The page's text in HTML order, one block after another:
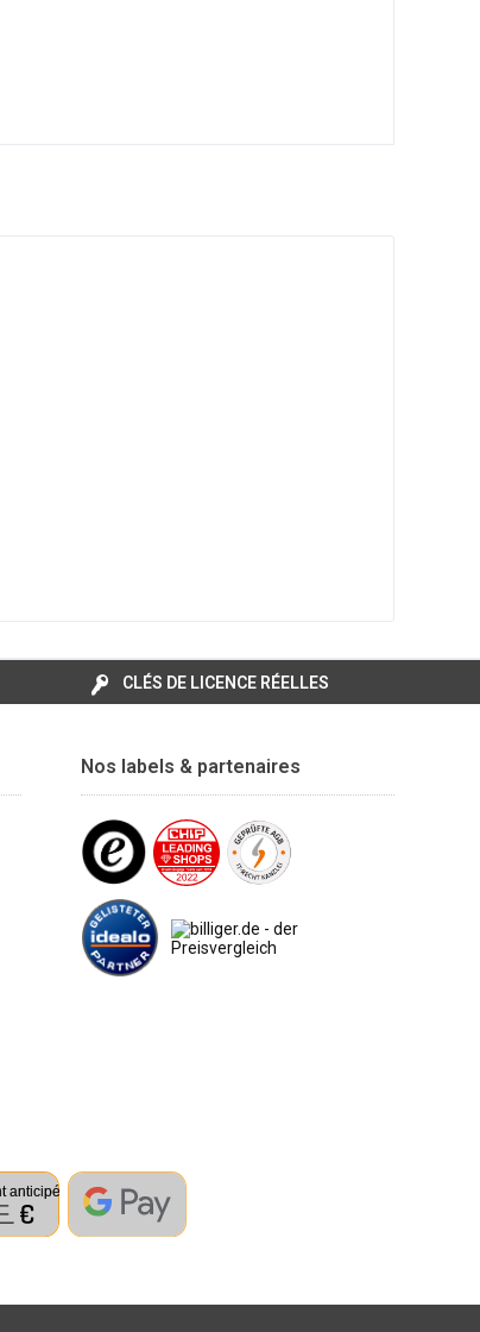
CLÉS DE LICENCE RÉELLES
Nos labels & partenaires